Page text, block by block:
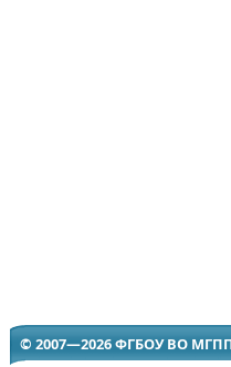
© 2007—2026 ФГБОУ ВО